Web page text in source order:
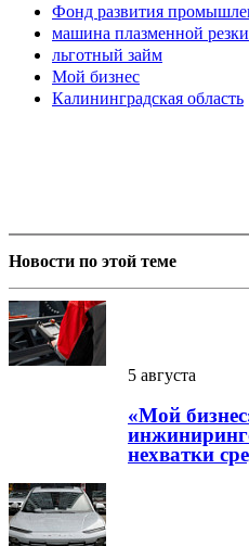
Фонд развития
машина плазменной резки
льготный займ
Мой бизнес
Калининградская область
Новости по этой теме
5 августа
«Мой
нехватки